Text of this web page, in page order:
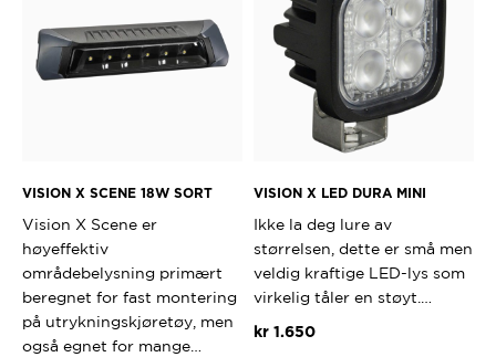
VISION X SCENE 18W SORT
Vision X Scene er
høyeffektiv
områdebelysning primært
beregnet for fast montering
på utrykningskjøretøy, men
også egnet for mange…
VISION X LED DURA MINI
Ikke la deg lure av
størrelsen, dette er små men
veldig kraftige LED-lys som
virkelig tåler en støyt.…
kr 1.650